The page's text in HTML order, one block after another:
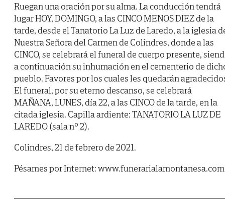
Ruegan una oración por su alma. La conducción tendrá
lugar HOY, DOMINGO, a las CINCO MENOS DIEZ de la
tarde, desde el Tanatorio La Luz de Laredo, a la iglesia
Nuestra Señora del Carmen de Colindres, donde a las
CINCO, se celebrará el funeral de cuerpo presente,
a continuación su inhumación en el cementerio de
pueblo. Favores por los cuales les quedarán
El funeral, por su eterno descanso, se celebrará
MAÑANA, LUNES, día 22, a las CINCO de la tarde, en la
citada iglesia. Capilla ardiente: TANATORIO LA LUZ DE
LAREDO (sala nº 2).
Colindres, 21 de febrero de 2021.
Pésames por Internet: www.funerarialamontanesa.com